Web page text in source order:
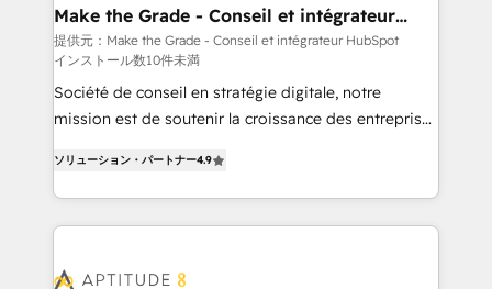
avec un engagement total, alignant processus
métiers et technologie, et guidant vos équipes à
travers le changement, tout en centrant vos objectifs
d’entreprise. Grâce à une méthodologie éprouvée
auprès de plus de 400 clients, nous comprenons
HubSpot dans votre organisation. Pour toute
question technique ou besoin de structuration de
votre projet HubSpot, contactez notre équipe pour
Make the Grade - Conseil et intégrateur
HubSpot
提供元：Make the Grade - Conseil et intégrateur HubSpot
インストール数10件未満
Société de conseil en stratégie digitale, notre
mission est de soutenir la croissance des entreprises
l'intégration CRM et le développement des revenus
auprès de vos comptes existants. En France et à
l'international, nous travaillons avec des ETI
delà d’une simple transformation digitale et des
ソリューション・パートナー4.9